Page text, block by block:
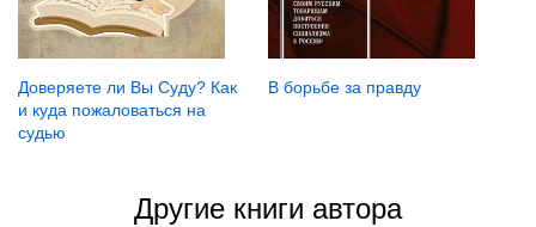
Доверяете ли Вы Суду? Как
и куда пожаловаться на
судью
В борьбе за правду
Другие книги автора